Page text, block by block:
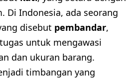
Di Indonesia, ada seorang
disebut pembandar,
untuk mengawasi
dan ukuran barang.
timbangan yang